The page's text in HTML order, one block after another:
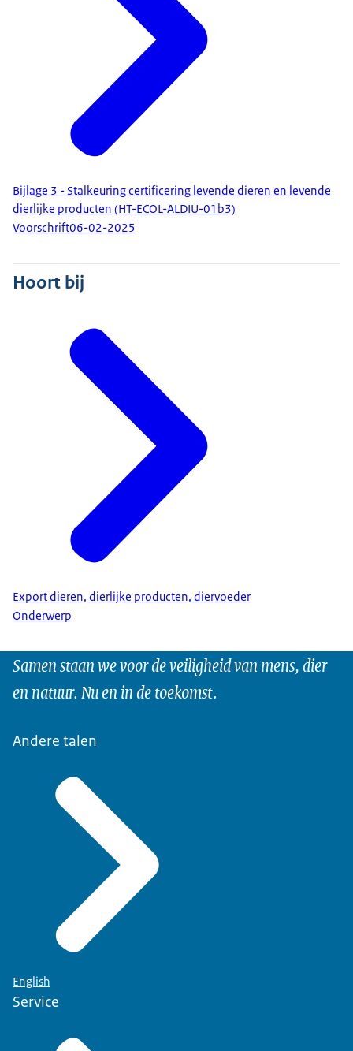
Bijlage 3 - Stalkeuring certificering levende dieren en levende
dierlijke producten (HT-ECOL-ALDIU-01b3)
Voorschrift06-02-2025
Hoort bij
Export dieren, dierlijke producten, diervoeder
Onderwerp
Samen staan we voor de veiligheid van mens, dier
en natuur. Nu en in de toekomst.
Andere talen
English
Service